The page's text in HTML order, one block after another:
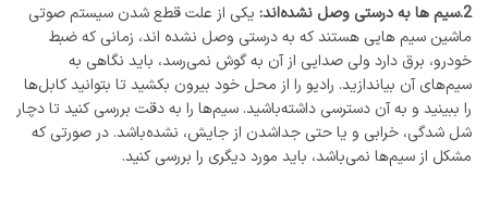
2.سیم ها به درستی وصل نشده‌اند:
یکی از علت قطع شدن سیستم صوتی
ماشین سیم هایی هستند که به درستی وصل نشده اند، زمانی که ضبط
خودرو، برق دارد ولی صدایی از آن به گوش نمی‌رسد، باید نگاهی به
سیم‌های آن بیاندازید. رادیو را از محل خود بیرون بکشید تا بتوانید کابل‌ها
را ببینید و به آن دسترسی داشته‌باشید. سیم‌ها را به دقت بررسی کنید تا دچار
شل شدگی، خرابی و یا حتی جداشدن از جایش، نشده‌باشد. در صورتی که
مشکل از سیم‌ها نمی‌باشد، باید مورد دیگری را بررسی کنید.